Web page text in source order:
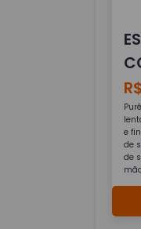
e
de
de